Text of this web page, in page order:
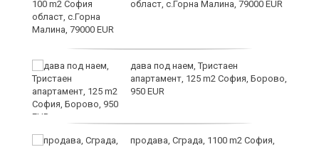
област, с.Горна Малина, 79000 EUR
дава под наем, Тристаен
апартамент, 125 m2 София, Борово,
950 EUR
продава, Сграда, 1100 m2 София,